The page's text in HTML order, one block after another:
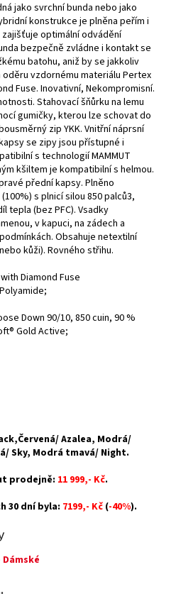
jako svrchní bunda nebo jako
konstrukce je plněna peřím i
optimální odvádění
bezpečně zvládne i kontakt se
batohu, aniž by se jakkoliv
vzdornému materiálu Pertex
Fuse. Inovativní, Nekompromisní.
Stahovací šňůrku na lemu
gumičky, kterou lze schovat do
zip YKK. Vnitřní náprsní
se zipy jsou přístupné i
s technologií MAMMUT
kšiltem je kompatibilní s helmou.
přední kapsy. Plněno
s plnicí silou 850 palců3,
tepla (bez PFC). Vsadky
v kapuci, na zádech a
Obsahuje netextilní
kůži). Rovného střihu.
Diamond Fuse
Down 90/10, 850 cuin, 90 %
Gold Active;
Azalea, Modrá/
Sky, Modrá tmavá/ Night.
prodejně: 11 999,- Kč.
30 dní byla: 7199,- Kč (-40%).